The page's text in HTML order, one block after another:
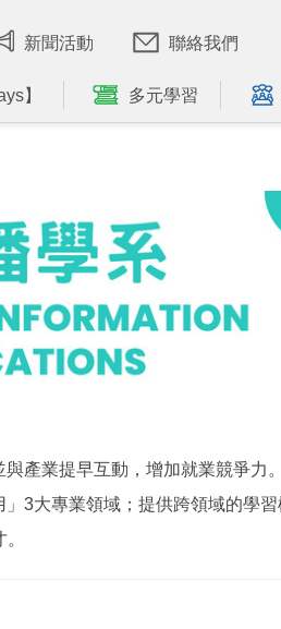
新聞活動 聯絡我們
】 多元學習
產業提早互動，增加就業競爭力。
」3大專業領域；提供跨領域的學